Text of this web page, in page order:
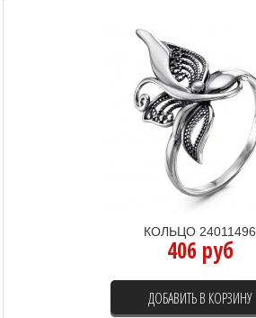
КОЛЬЦО 24011496
406 руб
ДОБАВИТЬ В КОРЗИНУ